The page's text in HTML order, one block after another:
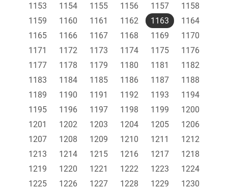
1153 1154 1155 1156 1157
1158
1159
1160 1161 1162 1163
1164
1165
1166 1167 1168 1169
1170
1171
1172 1173 1174 1175
1176
1177
1178 1179 1180 1181
1182
1183
1184 1185 1186 1187
1188
1189
1190 1191 1192 1193
1194
1195
1196 1197 1198 1199
1200
1201
1202 1203 1204 1205
1206
1207
1208 1209 1210 1211
1212
1213
1214 1215 1216 1217
1218
1219
1220 1221 1222 1223
1224
1225
1226 1227 1228 1229
1230